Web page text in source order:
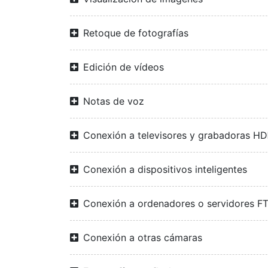
Retoque de fotografías
Edición de vídeos
Notas de voz
Conexión a televisores y grabadoras
Conexión a dispositivos inteligentes
Conexión a ordenadores o servidores
Conexión a otras cámaras